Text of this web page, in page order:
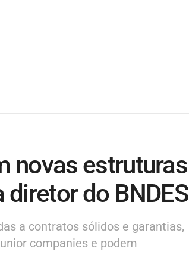
novas estruturas
do BNDES
a contratos sólidos e garantias,
companies e podem